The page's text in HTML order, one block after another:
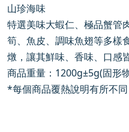
山珍海味
特選美味大蝦仁、極品蟹管
筍、魚皮、調味魚翅等多樣
燉，讓其鮮味、香味、口感
商品重量：1200g±5g(固形
*每個商品覆熱說明有所不